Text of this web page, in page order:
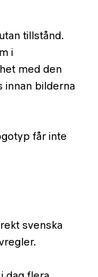
tillstånd.
i
med den
innan bilderna
får inte
svenska